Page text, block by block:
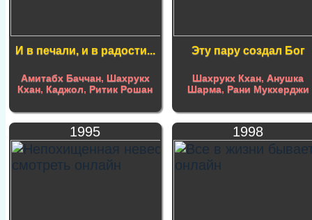
И в печали, и в радости...
Амитабх Баччан, Шахрукх
Кхан,Каджол,Ритик Рошан
Эту пару создал Бог
Шахрукх Кхан,Анушка
Шарма, Рани Мукхерджи
1995 1998